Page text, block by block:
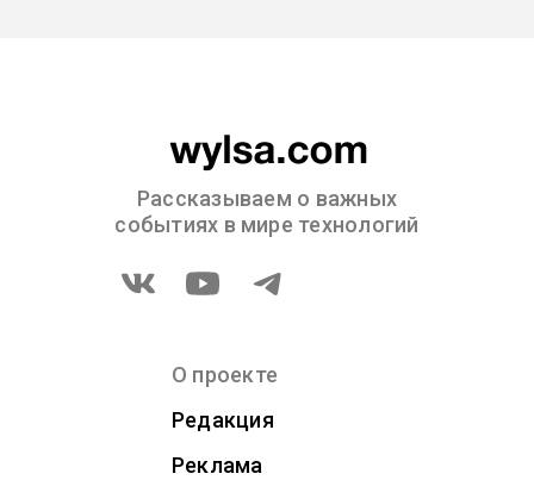
Рассказываем о важных
событиях в мире технологий
О проекте
Редакция
Реклама